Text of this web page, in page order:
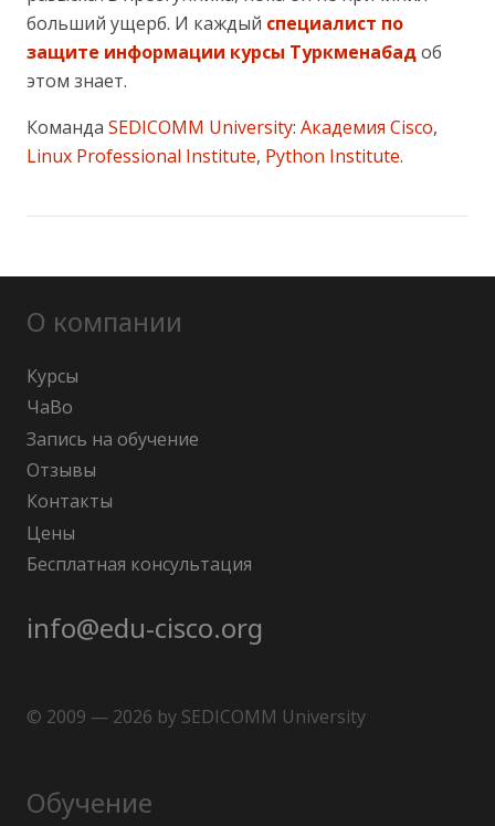
больший ущерб. И каждый специалист по
защите информации курсы Туркменабадоб
этом знает.
Команда SEDICOMM University: Академия Cisco,
Linux Professional Institute, Python Institute.
О компании
Курсы
ЧаВо
Запись на обучение
Отзывы
Контакты
Цены
Бесплатная консультация
info@edu-cisco.org
© 2009 — 2026 by SEDICOMM University
Обучение